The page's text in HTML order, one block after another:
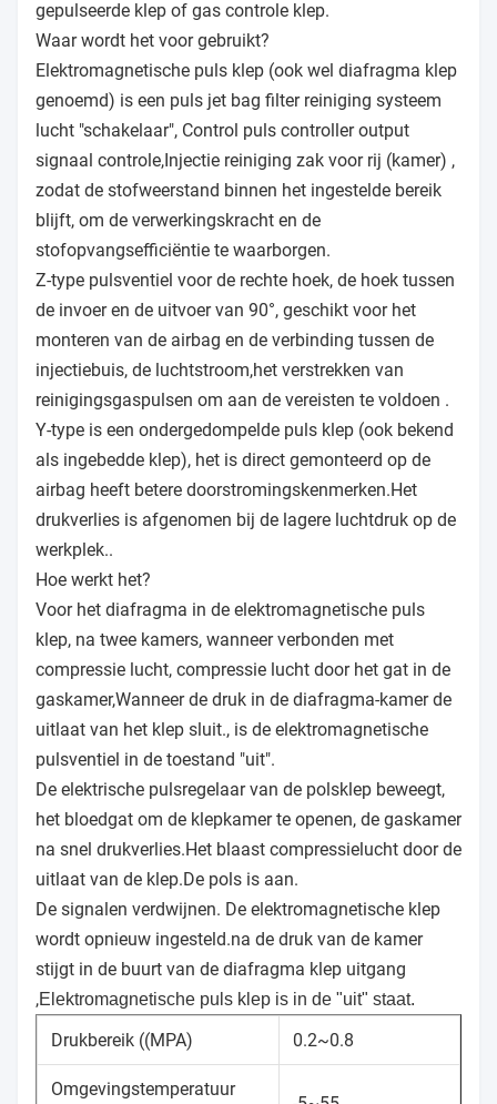
gepulseerde klep of gas controle klep.
Waar wordt het voor gebruikt?
Elektromagnetische puls klep (ook wel diafragma klep
genoemd) is een puls jet bag filter reiniging systeem
lucht "schakelaar", Control puls controller output
signaal controle,Injectie reiniging zak voor rij (kamer) ,
zodat de stofweerstand binnen het ingestelde bereik
blijft, om de verwerkingskracht en de
stofopvangsefficiëntie te waarborgen.
Z-type pulsventiel voor de rechte hoek, de hoek tussen
de invoer en de uitvoer van 90°, geschikt voor het
monteren van de airbag en de verbinding tussen de
injectiebuis, de luchtstroom,het verstrekken van
reinigingsgaspulsen om aan de vereisten te voldoen .
Y-type is een ondergedompelde puls klep (ook bekend
als ingebedde klep), het is direct gemonteerd op de
airbag heeft betere doorstromingskenmerken.Het
drukverlies is afgenomen bij de lagere luchtdruk op de
werkplek..
Hoe werkt het?
Voor het diafragma in de elektromagnetische puls
klep, na twee kamers, wanneer verbonden met
compressie lucht, compressie lucht door het gat in de
gaskamer,Wanneer de druk in de diafragma-kamer de
uitlaat van het klep sluit., is de elektromagnetische
pulsventiel in de toestand "uit".
De elektrische pulsregelaar van de polsklep beweegt,
het bloedgat om de klepkamer te openen, de gaskamer
na snel drukverlies.Het blaast compressielucht door de
uitlaat van de klep.De pols is aan.
De signalen verdwijnen. De elektromagnetische klep
wordt opnieuw ingesteld.na de druk van de kamer
stijgt in de buurt van de diafragma klep uitgang
,Elektromagnetische puls klep is in de "uit" staat.
Drukbereik ((MPA) 0.2~0.8
Omgevingstemperatuur